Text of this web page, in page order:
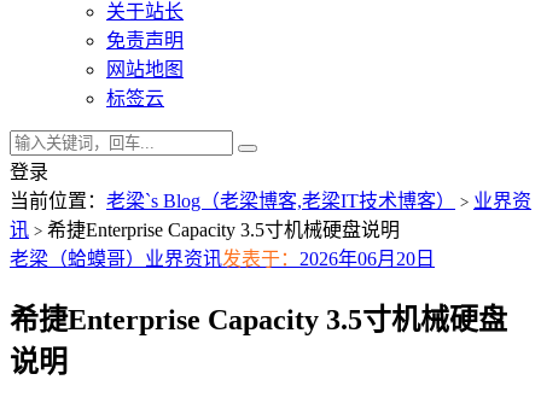
关于站长
免责声明
网站地图
标签云
登录
当前位置： 老梁`s Blog（老梁博客,老梁IT技术博客） > 业界资
讯 > 希捷Enterprise Capacity 3.5寸机械硬盘说明
老梁（蛤蟆哥） 业界资讯发表于： 2026年06月20日
希捷Enterprise Capacity 3.5寸机械硬盘
说明